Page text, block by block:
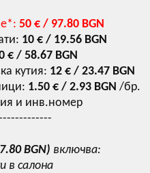
50 € / 97.80 BGN
10 € / 19.56 BGN
€ / 58.67 BGN
кутия: 12 € / 23.47 BGN
1.50 € / 2.93 BGN /бр.
и инв.номер
BGN) включва:
в салона